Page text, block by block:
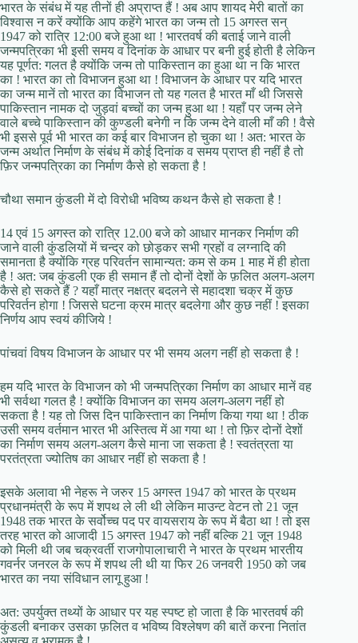
भारत के संबंध में यह तीनों ही अप्राप्त हैं ! अब आप शायद मेरी बातों का
विश्वास न करें क्योंकि आप कहेंगे भारत का जन्म तो 15 अगस्त सन्
1947 को रात्रि 12:00 बजे हुआ था ! भारतवर्ष की बताई जाने वाली
जन्मपत्रिका भी इसी समय व दिनांक के आधार पर बनी हुई होती है लेकिन
यह पूर्णत: गलत है क्योंकि जन्म तो पाकिस्तान का हुआ था न कि भारत
का ! भारत का तो विभाजन हुआ था ! विभाजन के आधार पर यदि भारत
का जन्म मानें तो भारत का विभाजन तो यह गलत है भारत माँ थी जिससे
पाकिस्तान नामक दो जुड़वां बच्चों का जन्म हुआ था ! यहाँ पर जन्म लेने
वाले बच्चे पाकिस्तान की कुण्डली बनेगी न कि जन्म देने वाली माँ की ! वैसे
भी इससे पूर्व भी भारत का कई बार विभाजन हो चुका था ! अत: भारत के
जन्म अर्थात निर्माण के संबंध में कोई दिनांक व समय प्राप्त ही नहीं है तो
फ़िर जन्मपत्रिका का निर्माण कैसे हो सकता है !
चौथा समान कुंडली में दो विरोधी भविष्य कथन कैसे हो सकता है !
14 एवं 15 अगस्त को रात्रि 12.00 बजे को आधार मानकर निर्माण की
जाने वाली कुंडलियों में चन्द्र को छोड़कर सभी ग्रहों व लग्नादि की
समानता है क्योंकि ग्रह परिवर्तन सामान्यत: कम से कम 1 माह में ही होता
है ! अत: जब कुंडली एक ही समान हैं तो दोनों देशों के फ़लित अलग-अलग
कैसे हो सकते हैं ? यहाँ मात्र नक्षत्र बदलने से महादशा चक्र में कुछ
परिवर्तन होगा ! जिससे घटना क्रम मात्र बदलेगा और कुछ नहीं ! इसका
निर्णय आप स्वयं कीजिये !
पांचवां विषय विभाजन के आधार पर भी समय अलग नहीं हो सकता है !
हम यदि भारत के विभाजन को भी जन्मपत्रिका निर्माण का आधार मानें वह
भी सर्वथा गलत है ! क्योंकि विभाजन का समय अलग-अलग नहीं हो
सकता है ! यह तो जिस दिन पाकिस्तान का निर्माण किया गया था ! ठीक
उसी समय वर्तमान भारत भी अस्तित्व में आ गया था ! तो फ़िर दोनों देशों
का निर्माण समय अलग-अलग कैसे माना जा सकता है ! स्वतंत्रता या
परतंत्रता ज्योतिष का आधार नहीं हो सकता है !
इसके अलावा भी नेहरू ने जरुर 15 अगस्त 1947 को भारत के प्रथम
प्रधानमंत्री के रूप में शपथ ले ली थी लेकिन माउन्ट वेटन तो 21 जून
1948 तक भारत के सर्वोच्च पद पर वायसराय के रूप में बैठा था ! तो इस
तरह भारत को आजादी 15 अगस्त 1947 को नहीं बल्कि 21 जून 1948
को मिली थी जब चक्रवर्ती राजगोपालाचारी ने भारत के प्रथम भारतीय
गवर्नर जनरल के रूप में शपथ ली थी या फिर 26 जनवरी 1950 को जब
भारत का नया संविधान लागू हुआ !
अत: उपर्युक्त तथ्यों के आधार पर यह स्पष्ट हो जाता है कि भारतवर्ष की
कुंडली बनाकर उसका फ़लित व भविष्य विश्लेषण की बातें करना नितांत